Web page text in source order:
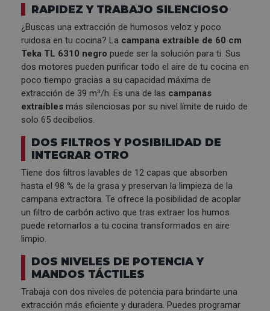
RAPIDEZ Y TRABAJO SILENCIOSO
¿Buscas una extracción de humosos veloz y poco
ruidosa en tu cocina? La campana extraíble de 60 cm
Teka TL 6310 negro puede ser la solución para ti. Sus
dos motores pueden purificar todo el aire de tu cocina en
poco tiempo gracias a su capacidad máxima de
extracción de 39 m³/h. Es una de las campanas
extraíbles más silenciosas por su nivel límite de ruido de
solo 65 decibelios.
DOS FILTROS Y POSIBILIDAD DE
INTEGRAR OTRO
Tiene dos filtros lavables de 12 capas que absorben
hasta el 98 % de la grasa y preservan la limpieza de la
campana extractora. Te ofrece la posibilidad de acoplar
un filtro de carbón activo que tras extraer los humos
puede retornarlos a tu cocina transformados en aire
limpio.
DOS NIVELES DE POTENCIA Y
MANDOS TÁCTILES
Trabaja con dos niveles de potencia para brindarte una
extracción más eficiente y duradera. Puedes programar